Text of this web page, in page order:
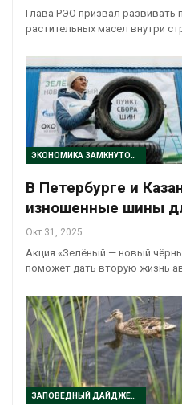
Глава РЭО призвал развивать
растительных масел внутри
ЭКОНОМИКА ЗАМКНУТОГО ЦИКЛА
В Петербурге и
изношенные шины
Окт 31, 2025
Акция «Зелёный — новый
поможет дать вторую жизнь
ЗАПОВЕДНЫЙ ДАЙДЖЕСТ